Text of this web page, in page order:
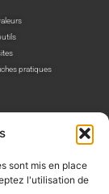
sont mis en place
l'utilisation de
pratiques